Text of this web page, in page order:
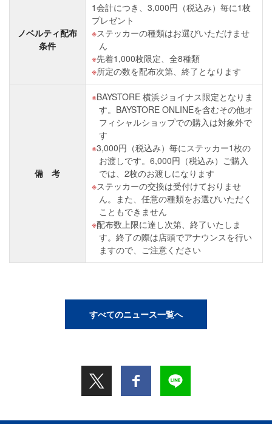
ノベルティ配布
条件
1会計につき、3,000円（税込み）毎に1枚
プレゼント
ステッカーの種類はお選びいただけませ
ん
先着1,000枚限定、全8種類
所定の数を配布次第、終了となります
備 考
BAYSTORE 横浜ジョイナス限定となりま
す。BAYSTORE ONLINEを含むその他オ
フィシャルショップでの購入は対象外で
す
3,000円（税込み）毎にステッカー1枚の
お渡しです。6,000円（税込み）ご購入
では、2枚のお渡しになります
ステッカーの交換は受付けておりませ
ん。また、任意の種類をお選びいただく
こともできません
配布数上限に達し次第、終了いたしま
す。終了の際は店頭でアナウンスを行い
ますので、ご注意ください
すべてのニュース一覧へ